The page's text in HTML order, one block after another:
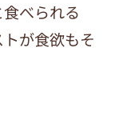
べられる
が食欲もそ